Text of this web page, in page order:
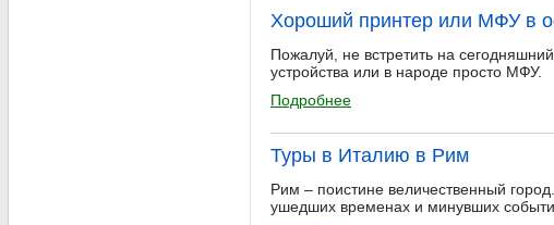
Хороший принтер или МФУ в
Пожалуй, не встретить на
устройства или в народе просто МФУ.
Подробнее
Туры в Италию в Рим
Рим – поистине величественный
ушедших временах и минувших